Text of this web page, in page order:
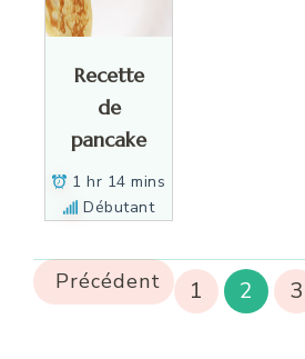
Recette
de
pancake
1 hr 14 mins
Débutant
Précédent 1 2 3